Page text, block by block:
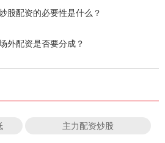
股配资的必要性是什么？
外配资是否要分成？
主力配资炒股